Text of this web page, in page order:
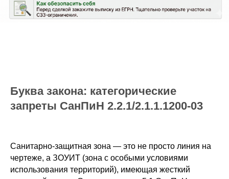
Буква закона: категорические
запреты СанПиН 2.2.1/2.1.1.1200-03
Санитарно-защитная зона — это не просто линия на
чертеже, а ЗОУИТ (зона с особыми условиями
использования территорий), имеющая жесткий